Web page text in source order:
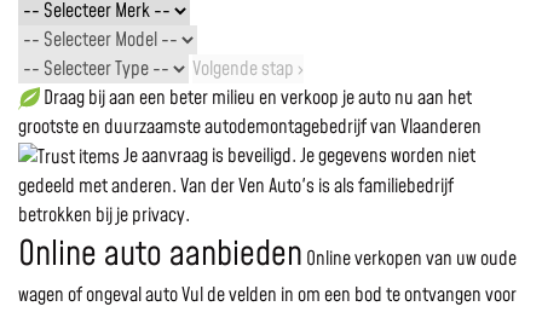
Volgende stap ›
Draag bij aan een beter milieu en verkoop je auto nu aan het
grootste en duurzaamste autodemontagebedrijf van Vlaanderen
Je aanvraag is beveiligd. Je gegevens worden niet
gedeeld met anderen. Van der Ven Auto's is als familiebedrijf
betrokken bij je privacy.
Online auto aanbieden Online verkopen van uw oude
wagen of ongeval autoVul de velden in om een bod te ontvangen voor